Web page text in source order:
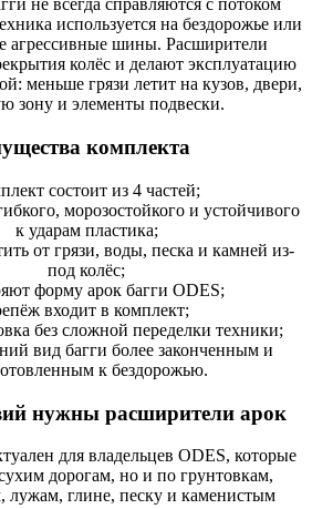
не всегда справляются с потоком
используется на бездорожье или
агрессивные шины. Расширители
колёс и делают эксплуатацию
меньше грязи летит на кузов, двери,
зону и элементы подвески.
комплекта
состоит из 4 частей;
морозостойкого и устойчивого
к ударам пластика;
от грязи, воды, песка и камней из-
под колёс;
форму арок багги ODES;
входит в комплект;
без сложной переделки техники;
вид багги более законченным и
к бездорожью.
нужны расширители арок
для владельцев ODES, которые
дорогам, но и по грунтовкам,
лужам, глине, песку и каменистым